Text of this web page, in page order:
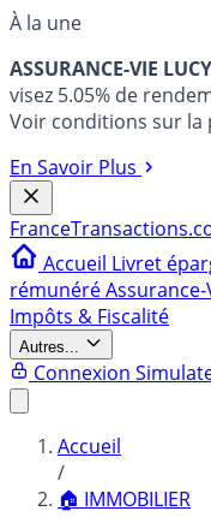
À la une
ASSURANCE-VIE
visez 5.05% de
Voir conditions sur la
En Savoir Plus
France
Accueil Livret
rémunéréAssurance-
Impôts & Fiscalité
Autres...
Connexion
Accueil
/
🏠 IMMOBILIER